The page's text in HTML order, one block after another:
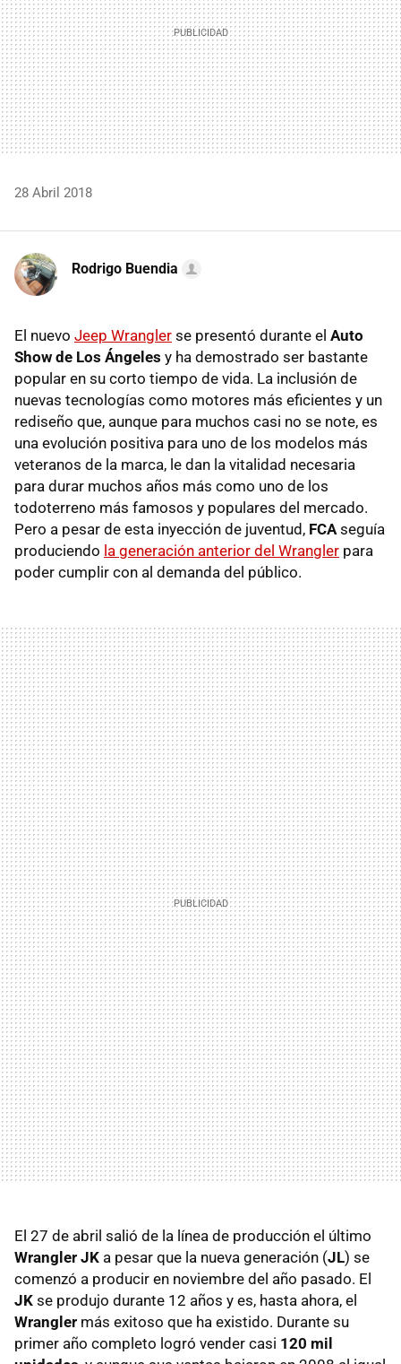
28 Abril 2018
Rodrigo Buendia
El nuevo Jeep Wrangler se presentó durante el Auto
Show de Los Ángeles y ha demostrado ser bastante
popular en su corto tiempo de vida. La inclusión de
nuevas tecnologías como motores más eficientes y un
rediseño que, aunque para muchos casi no se note, es
una evolución positiva para uno de los modelos más
veteranos de la marca, le dan la vitalidad necesaria
para durar muchos años más como uno de los
todoterreno más famosos y populares del mercado.
Pero a pesar de esta inyección de juventud, FCAseguía
produciendo la generación anterior del Wrangler para
poder cumplir con al demanda del público.
El 27 de abril salió de la línea de producción el último
Wrangler JK a pesar que la nueva generación (JL) se
comenzó a producir en noviembre del año pasado. El
JK se produjo durante 12 años y es, hasta ahora, el
Wrangler más exitoso que ha existido. Durante su
primer año completo logró vender casi 120 mil